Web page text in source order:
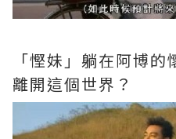
「慳妹」躺在阿博
離開這個世界？